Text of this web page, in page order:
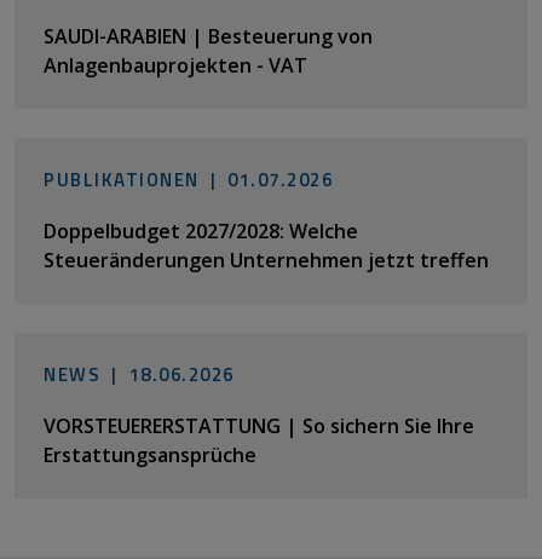
SAUDI-ARABIEN | Besteuerung von
Anlagenbauprojekten - VAT
PUBLIKATIONEN | 01.07.2026
Doppelbudget 2027/2028: Welche
Steueränderungen Unternehmen jetzt treffen
NEWS | 18.06.2026
VORSTEUERERSTATTUNG | So sichern Sie Ihre
Erstattungsansprüche